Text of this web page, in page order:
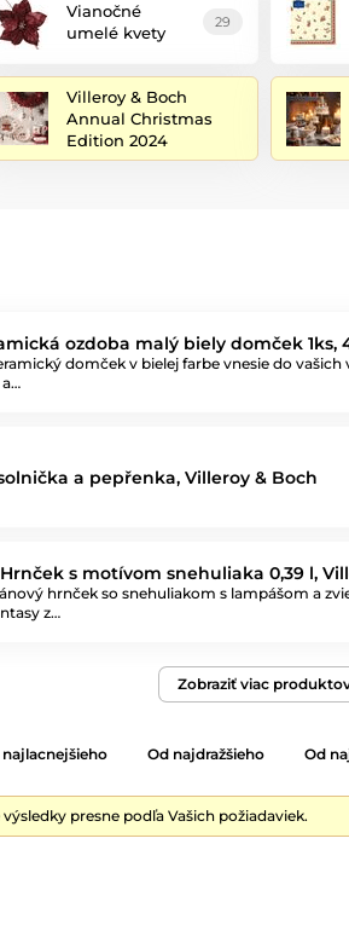
Vianočné
umelé kvety
29
Villeroy & Boch
Annual Christmas
Edition 2024
ozdoba malý biely domček 1ks,
domček v bielej farbe vnesie do vašich
a pepřenka, Villeroy & Boch
s motívom snehuliaka 0,39 l,
hrnček so snehuliakom s lampášom a
z…
Zobraziť viac
najlacnejšieho Od najdražšieho Od
presne podľa Vašich požiadaviek.